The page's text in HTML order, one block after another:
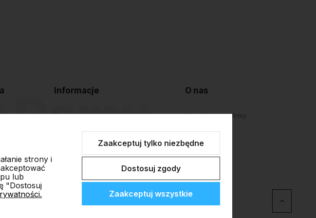
Informacje
Regulamin sklepu
Polityka prywatności
O nas
Kontakt i dane firmy
O firmie
Personalizacja
strony i
lub
"Dostosuj
Zaakceptuj tylko niezbędne
Dostosuj zgody
Zaakceptuj wszystkie